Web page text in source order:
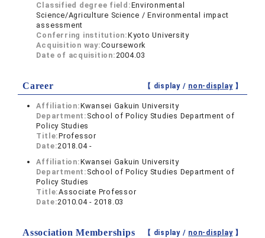
Classified degree field:Environmental
Science/Agriculture Science / Environmental impact
assessment
Conferring institution:Kyoto University
Acquisition way:Coursework
Date of acquisition:2004.03
Career 【 display / non-display】
Affiliation:Kwansei Gakuin University
Department: School of Policy Studies Department of
Policy Studies
Title:Professor
Date:2018.04 -
Affiliation:Kwansei Gakuin University
Department: School of Policy Studies Department of
Policy Studies
Title:Associate Professor
Date:2010.04 - 2018.03
Association Memberships 【 display / non-display】